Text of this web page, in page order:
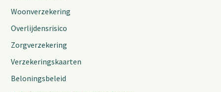
Woonverzekering
Overlijdensrisico
Zorgverzekering
Verzekeringskaarten
Beloningsbeleid